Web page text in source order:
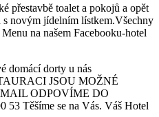
přestavbě toalet a pokojů a opět
s novým jídelním lístkem.Všechny
na našem Facebooku-hotel
domácí dorty u nás
JSOU MOŽNÉ
ODPOVÍME DO
Těšíme se na Vás. Váš Hotel